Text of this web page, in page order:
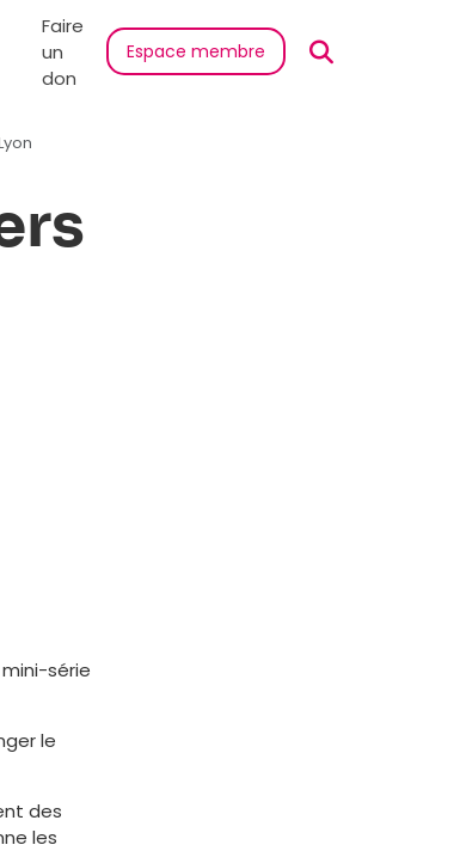
Faire
un
don
Espace membre
série
le
des
les